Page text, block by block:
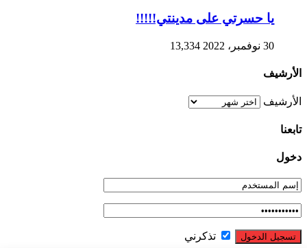
يا حسرتي على مدينتي!!!!!
30 نوفمبر، 2022 13,334
الأرشيف
الأرشيف
تابعنا
دخول
تذكرني